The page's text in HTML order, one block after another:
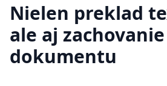
Nielen preklad
ale aj
dokumentu